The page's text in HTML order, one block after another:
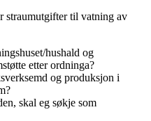
straumutgifter til vatning av
hushald og
etter ordninga?
og produksjon i
skal eg søkje som